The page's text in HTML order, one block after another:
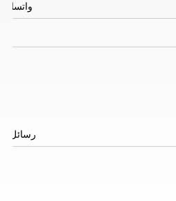
واتساب
رسائل